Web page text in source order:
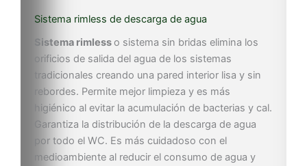
Sistema rimless de descarga de agua
Sistema rimless o sistema sin bridas elimina los
orificios de salida del agua de los sistemas
tradicionales creando una pared interior lisa y sin
rebordes. Permite mejor limpieza y es más
higiénico al evitar la acumulación de bacterias y cal.
Garantiza la distribución de la descarga de agua
por todo el WC. Es más cuidadoso con el
medioambiente al reducir el consumo de agua y